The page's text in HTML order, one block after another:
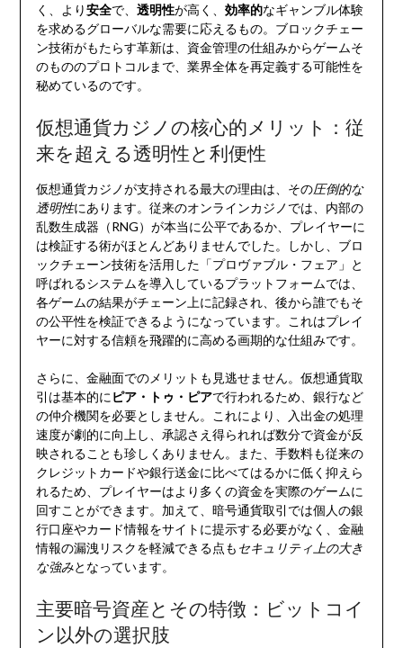
く、より安全で、 透明性が高く、 効率的なギャンブル体験
を求めるグローバルな需要に応えるもの。ブロックチェー
ン技術がもたらす革新は、資金管理の仕組みからゲームそ
のもののプロトコルまで、業界全体を再定義する可能性を
秘めているのです。
仮想通貨カジノの核心的メリット：従
来を超える透明性と利便性
仮想通貨カジノが支持される最大の理由は、その圧倒的な
透明性にあります。従来のオンラインカジノでは、内部の
乱数生成器（RNG）が本当に公平であるか、プレイヤーに
は検証する術がほとんどありませんでした。しかし、ブロ
ックチェーン技術を活用した「プロヴァブル・フェア」と
呼ばれるシステムを導入しているプラットフォームでは、
各ゲームの結果がチェーン上に記録され、後から誰でもそ
の公平性を検証できるようになっています。これはプレイ
ヤーに対する信頼を飛躍的に高める画期的な仕組みです。
さらに、金融面でのメリットも見逃せません。仮想通貨取
引は基本的に ピア・トゥ・ピアで行われるため、銀行など
の仲介機関を必要としません。これにより、入出金の処理
速度が劇的に向上し、承認さえ得られれば数分で資金が反
映されることも珍しくありません。また、手数料も従来の
クレジットカードや銀行送金に比べてはるかに低く抑えら
れるため、プレイヤーはより多くの資金を実際のゲームに
回すことができます。加えて、暗号通貨取引では個人の銀
行口座やカード情報をサイトに提示する必要がなく、金融
情報の漏洩リスクを軽減できる点も セキュリティ上の大き
な強みとなっています。
主要暗号資産とその特徴：ビットコイ
ン以外の選択肢